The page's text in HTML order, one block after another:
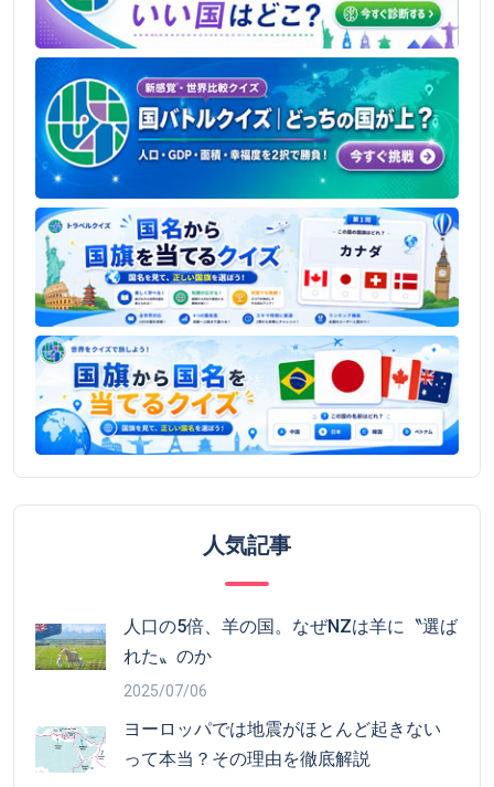
人気記事
人口の5倍、羊の国。なぜNZは羊に〝選ば
れた〟のか
2025/07/06
ヨーロッパでは地震がほとんど起きない
って本当？その理由を徹底解説